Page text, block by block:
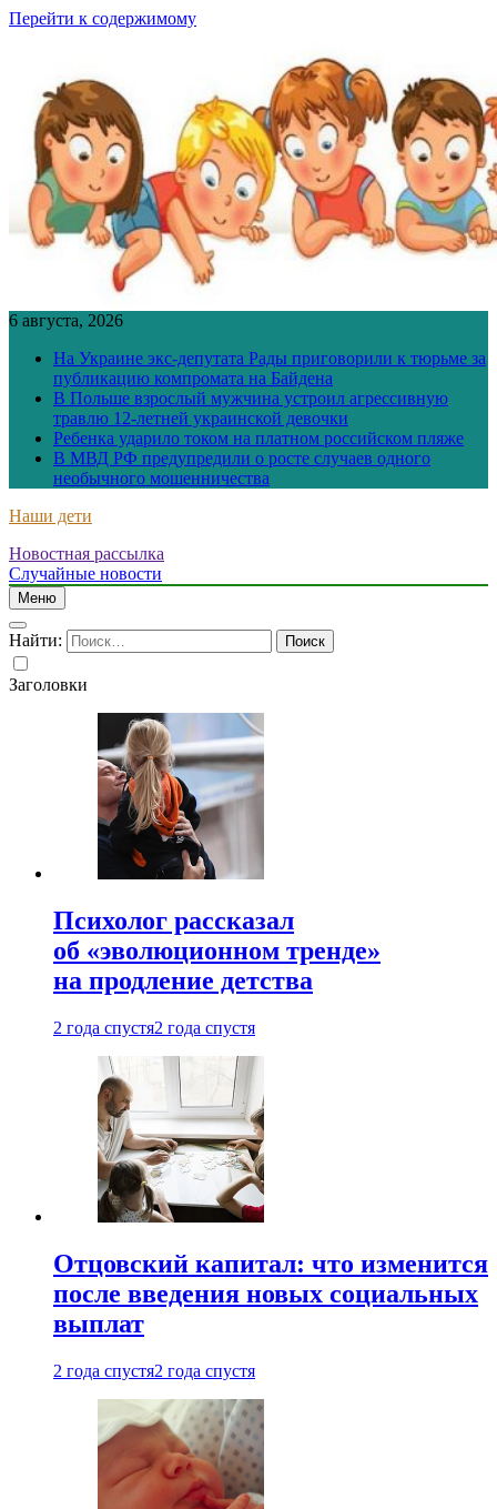
Перейти к содержимому
6 августа, 2026
На Украине экс-депутата Рады приговорили к тюрьме за
публикацию компромата на Байдена
В Польше взрослый мужчина устроил агрессивную
травлю 12-летней украинской девочки
Ребенка ударило током на платном российском пляже
В МВД РФ предупредили о росте случаев одного
необычного мошенничества
Наши дети
Новостная рассылка
Случайные новости
Меню
Найти:
Заголовки
Психолог рассказал
об «эволюционном тренде»
на продление детства
2 года спустя2 года спустя
Отцовский капитал: что изменится
после введения новых социальных
выплат
2 года спустя2 года спустя